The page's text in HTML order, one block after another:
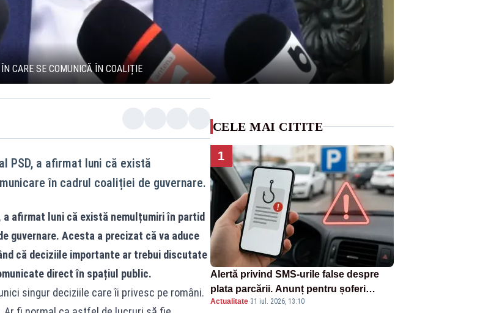
CARE SE COMUNICĂ ÎN COALIȚIE
PSD, a afirmat luni că există
în cadrul coaliției de guvernare.
a afirmat luni că există nemulțumiri în partid
guvernare. Acesta a precizat că va aduce
că deciziile importante ar trebui discutate
direct în spațiul public.
singur deciziile care îi privesc pe români.
CELE MAI CITITE
1
Alertă privind SMS-urile false despre
plata parcării. Anunț pentru șoferi
asupra unei noi metode de fraudă
Actualitate·31 iul. 2026, 13:10